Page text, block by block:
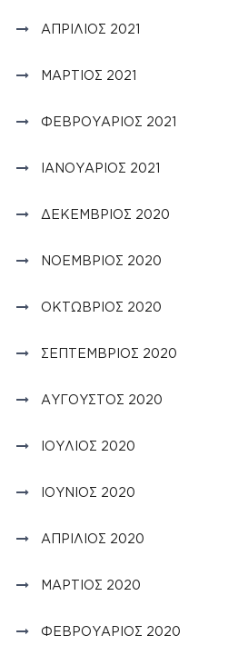
ΑΠΡΊΛΙΟΣ 2021
ΜΆΡΤΙΟΣ 2021
ΦΕΒΡΟΥΆΡΙΟΣ 2021
ΙΑΝΟΥΆΡΙΟΣ 2021
ΔΕΚΈΜΒΡΙΟΣ 2020
ΝΟΈΜΒΡΙΟΣ 2020
ΟΚΤΏΒΡΙΟΣ 2020
ΣΕΠΤΈΜΒΡΙΟΣ 2020
ΑΎΓΟΥΣΤΟΣ 2020
ΙΟΎΛΙΟΣ 2020
ΙΟΎΝΙΟΣ 2020
ΑΠΡΊΛΙΟΣ 2020
ΜΆΡΤΙΟΣ 2020
ΦΕΒΡΟΥΆΡΙΟΣ 2020